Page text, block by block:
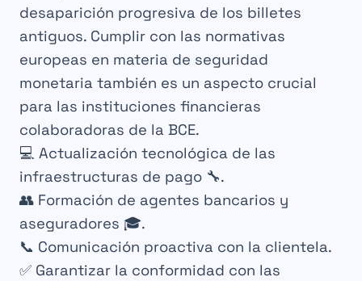
desaparición progresiva de los billetes
antiguos. Cumplir con las normativas
europeas en materia de seguridad
monetaria también es un aspecto crucial
para las instituciones financieras
colaboradoras de la BCE.
💻 Actualización tecnológica de las
infraestructuras de pago 🔧.
👥 Formación de agentes bancarios y
aseguradores 🎓.
📞 Comunicación proactiva con la clientela.
✅ Garantizar la conformidad con las